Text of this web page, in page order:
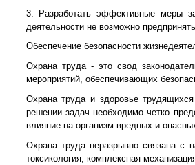
3. Разработать эффективные меры
деятельности не возможно предпринять.
Обеспечение безопасности
Охрана труда - это свод
мероприятий, обеспечивающих
Охрана труда и здоровье
решении задач необходимо четко
влияние на организм вредных и
Охрана труда неразрывно связана с
токсикология, комплексная